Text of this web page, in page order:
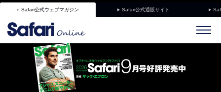
Safari公式ウェブマガジン Safari公式通販サイト